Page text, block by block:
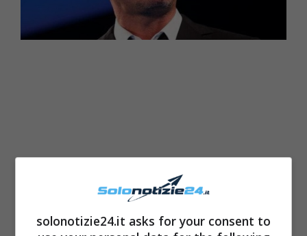
solonotizie24.it asks for your consent to